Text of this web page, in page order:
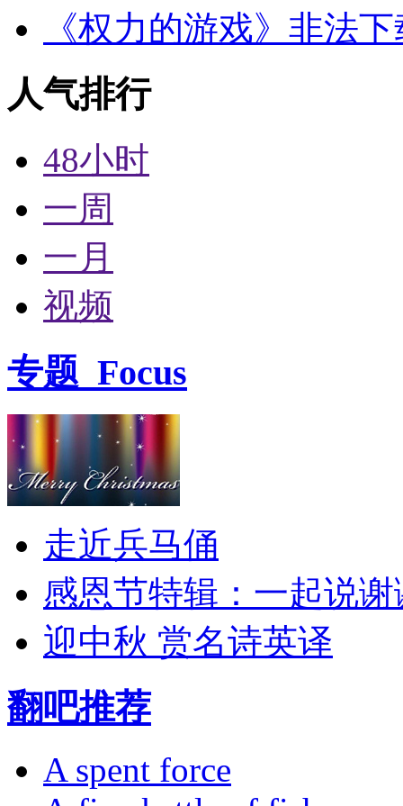
《权力的游戏》非法
人气排行
48小时
一周
一月
视频
专题 Focus
走近兵马俑
感恩节特辑：一起说谢
迎中秋 赏名诗英译
翻吧推荐
A spent force